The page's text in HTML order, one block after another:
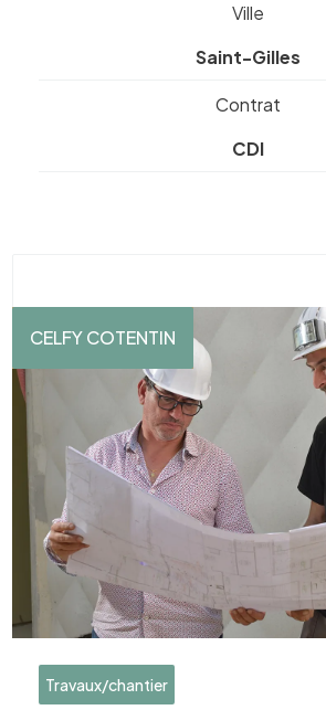
Ville
Saint-Gilles
Contrat
CDI
CELFY COTENTIN
Travaux/chantier